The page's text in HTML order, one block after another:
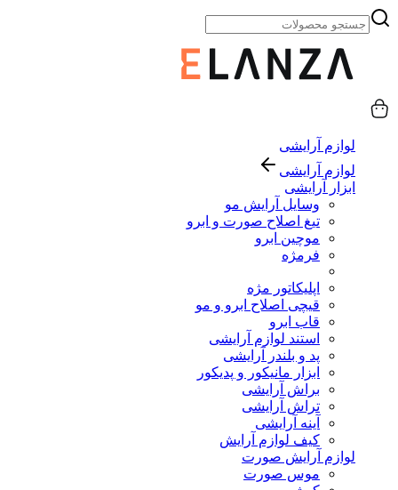
لوازم آرایشی
لوازم آرایشی
ابزار آرایشی
وسایل آرایش مو
تیغ اصلاح صورت و ابرو
موچین ابرو
فرمژه
اپلیکاتور مژه
قیچی اصلاح ابرو و مو
قاب ابرو
استند لوازم آرایشی
پد و بلندر آرایشی
ابزار مانیکور و پدیکور
براش آرایشی
تراش آرایشی
آینه آرایشی
کیف لوازم آرایش
لوازم آرایش صورت
موس صورت